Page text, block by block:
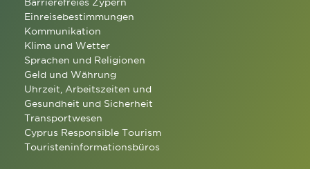
Einreisebestimmungen
Kommunikation
Klima und Wetter
Sprachen und Religionen
Geld und Währung
Uhrzeit, Arbeitszeiten und
Gesundheit und Sicherheit
Transportwesen
Cyprus Responsible Tourism
Touristeninformationsbüros